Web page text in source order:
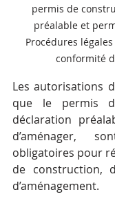
permis de
préalable et
Procédures
conformité
Les autorisations
que le permis
déclaration
d’aménager,
obligatoires pour
de construction,
d’aménagement.